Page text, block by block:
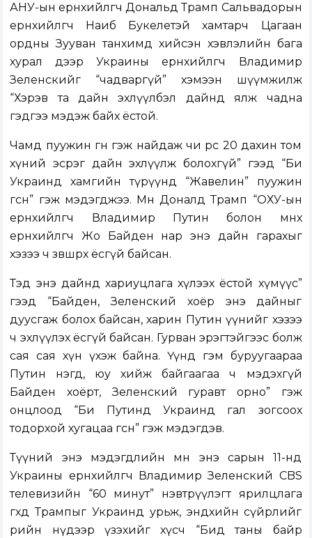
АНУ-ын ерөнхийлөгч Дональд Трамп Сальвадорын
ерөнхийлөгч Наиб Букелетэй хамтарч Цагаан
ордны Зууван танхимд хийсэн хэвлэлийн бага
хурал дээр Украины ерөнхийлөгч Владимир
Зеленскийг “чадваргүй” хэмээн шүүмжилж
“Хэрэв та дайн эхлүүлбэл дайнд ялж чадна
гэдгээ мэдэж байх ёстой.
Чамд пуужин өгнө гэж найдаж чи өөрөөсөө 20 дахин том
хүний эсрэг дайн эхлүүлж болохгүй” гээд “Би
Украинд хамгийн түрүүнд “Жавелин” пуужин
өгсөн” гэж мэдэгджээ. Мөн Доналд Трамп “ОХУ-ын
ерөнхийлөгч Владимир Путин болон өмнөх
ерөнхийлөгч Жо Байден нар энэ дайн гарахыг
хэзээ ч зөвшөөрөх ёсгүй байсан.
Тэд энэ дайнд хариуцлага хүлээх ёстой хүмүүс”
гээд “Байден, Зеленский хоёр энэ дайныг
дуусгаж болох байсан, харин Путин үүнийг хэзээ
ч эхлүүлэх ёсгүй байсан. Гурван эрэгтэйгээс болж
сая сая хүн үхэж байна. Үүнд гэм буруугаараа
Путин нэгд, юу хийж байгаагаа ч мэдэхгүй
Байден хоёрт, Зеленский гуравт орно” гэж
онцлоод “Би Путинд Украинд гал зогсоох
тодорхой хугацаа өгсөн” гэж мэдэгдэв.
Түүний энэ мэдэгдлийн өмнө энэ сарын 11-нд
Украины ерөнхийлөгч Владимир Зеленский CBS
телевизийн “60 минут” нэвтрүүлэгт ярилцлага
өгөхдөө Трампыг Украинд урьж, эндхийн сүйрлийг
өөрийн нүдээр үзэхийг хүсч “Бид таны байр